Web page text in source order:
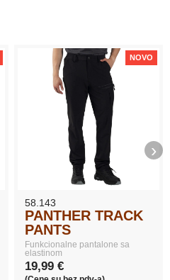
NOVO
58.143
PANTHER TRACK
PANTS
Funkcionalne pantalone sa
elastinom
19,99 €
›